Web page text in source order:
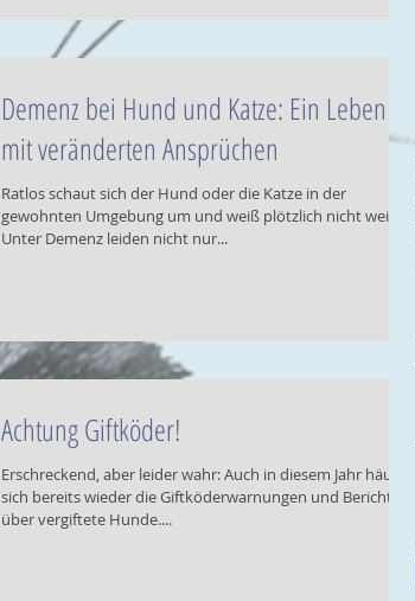
Demenz bei Hund und Katze: Ein Leben
mit veränderten Ansprüchen
Ratlos schaut sich der Hund oder die Katze in der
gewohnten Umgebung um und weiß plötzlich nicht weiter.
Unter Demenz leiden nicht nur...
Achtung Giftköder!
Erschreckend, aber leider wahr: Auch in diesem Jahr häufen
sich bereits wieder die Giftköderwarnungen und Berichte
über vergiftete Hunde....